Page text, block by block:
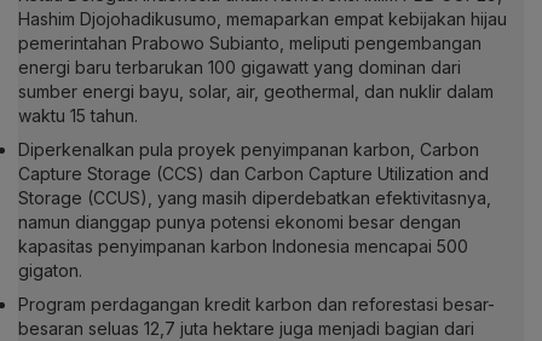
Hashim Djojohadikusumo, memaparkan empat kebijakan hijau
pemerintahan Prabowo Subianto, meliputi pengembangan
energi baru terbarukan 100 gigawatt yang dominan dari
sumber energi bayu, solar, air, geothermal, dan nuklir dalam
waktu 15 tahun.
Diperkenalkan pula proyek penyimpanan karbon, Carbon
Capture Storage (CCS) dan Carbon Capture Utilization and
Storage (CCUS), yang masih diperdebatkan efektivitasnya,
namun dianggap punya potensi ekonomi besar dengan
kapasitas penyimpanan karbon Indonesia mencapai 500
gigaton.
Program perdagangan kredit karbon dan reforestasi besar-
besaran seluas 12,7 juta hektare juga menjadi bagian dari